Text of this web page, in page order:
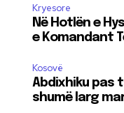
Kryesore
Në Hotlën e
e Komandant
Kosovë
Abdixhiku pas
shumë larg